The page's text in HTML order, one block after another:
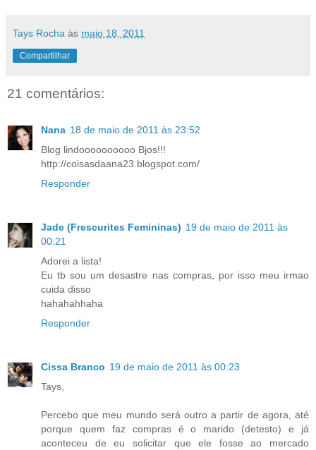
Tays Rocha às maio 18, 2011
Compartilhar
21 comentários:
Nana 18 de maio de 2011 às 23:52
Blog lindoooooooooo Bjos!!!
http://coisasdaana23.blogspot.com/
Responder
Jade (Frescurites Femininas) 19 de maio de 2011 às
00:21
Adorei a lista!
Eu tb sou um desastre nas compras, por isso meu irmao
cuida disso
hahahahhaha
Responder
Cissa Branco 19 de maio de 2011 às 00:23
Tays,
Percebo que meu mundo será outro a partir de agora, até
porque quem faz compras é o marido (detesto) e já
aconteceu de eu solicitar que ele fosse ao mercado